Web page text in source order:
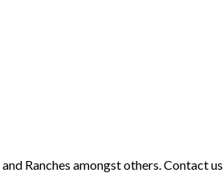
Ranches amongst others. Contact